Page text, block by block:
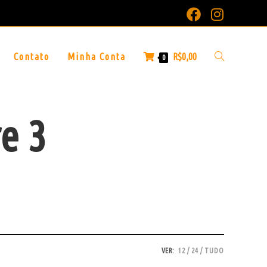
Contato Minha Conta 0 R$0,00
3
VER: 12 24 TUDO